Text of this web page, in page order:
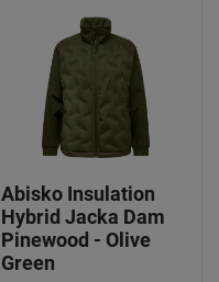
Abisko Insulation
Hybrid Jacka Dam
Pinewood - Olive
Green